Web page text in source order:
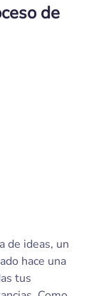
de
de ideas, un
hace una
tus